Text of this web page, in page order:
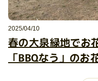
2025/04/10
春の大泉緑地でお
「BBQなう」のお